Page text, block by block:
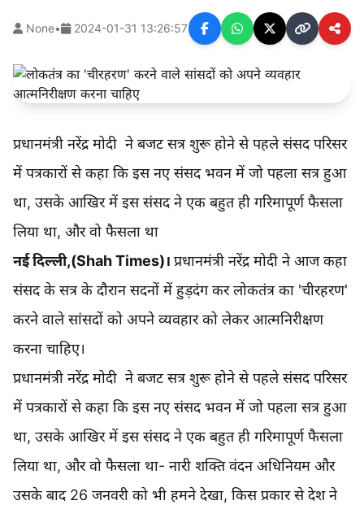
None• 2024-01-31 13:26:57
प्रधानमंत्री नरेंद्र मोदी ने बजट सत्र शुरू होने से पहले संसद परिसर
में पत्रकारों से कहा कि इस नए संसद भवन में जो पहला सत्र हुआ
था, उसके आखिर में इस संसद ने एक बहुत ही गरिमापूर्ण फैसला
लिया था, और वो फैसला था
नई दिल्ली,(Shah Times)। प्रधानमंत्री नरेंद्र मोदी ने आज कहा
संसद के सत्र के दौरान सदनों में हुड़दंग कर लोकतंत्र का 'चीरहरण'
करने वाले सांसदों को अपने व्यवहार को लेकर आत्मनिरीक्षण
करना चाहिए।
प्रधानमंत्री नरेंद्र मोदी ने बजट सत्र शुरू होने से पहले संसद परिसर
में पत्रकारों से कहा कि इस नए संसद भवन में जो पहला सत्र हुआ
था, उसके आखिर में इस संसद ने एक बहुत ही गरिमापूर्ण फैसला
लिया था, और वो फैसला था- नारी शक्ति वंदन अधिनियम और
उसके बाद 26 जनवरी को भी हमने देखा, किस प्रकार से देश ने